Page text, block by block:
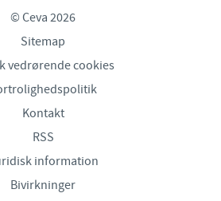
© Ceva 2026
Sitemap
vedrørende cookies
Kontakt
RSS
information
Bivirkninger